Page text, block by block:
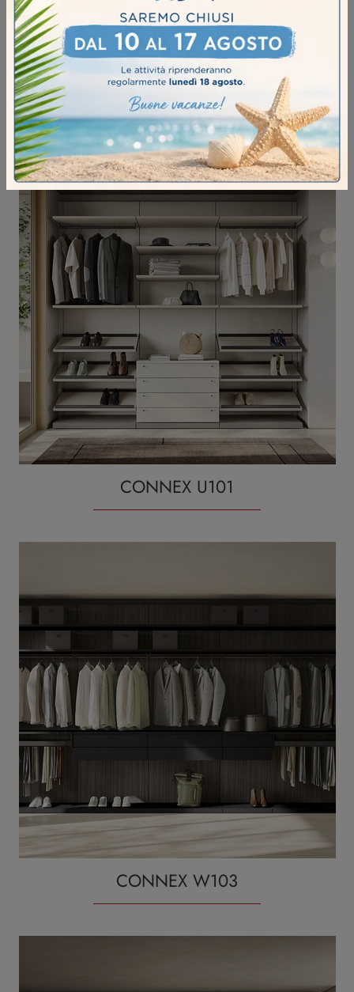
CONNEX U110
CONNEX U101
CONNEX W103